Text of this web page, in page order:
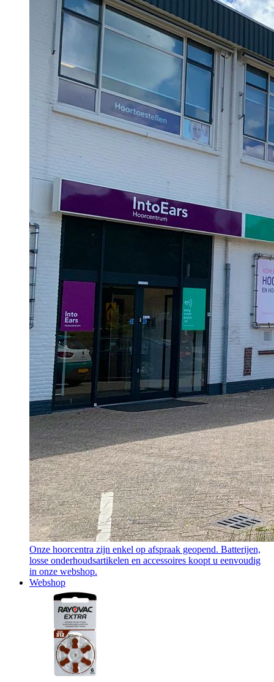
Onze hoorcentra zijn enkel op afspraak geopend. Batterijen,
losse onderhoudsartikelen en accessoires koopt u eenvoudig
in onze webshop.
Webshop